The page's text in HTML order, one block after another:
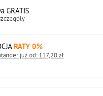
GRATIS
RATY 0%
już od: 117,20 zł